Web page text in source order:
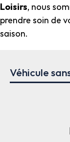
Loisirs, nous
prendre soin de
saison.
Véhicule